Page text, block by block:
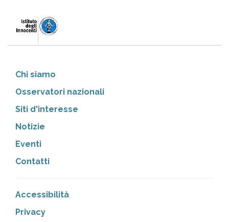
Chi siamo
Osservatori nazionali
Siti d'interesse
Notizie
Eventi
Contatti
Accessibilità
Privacy